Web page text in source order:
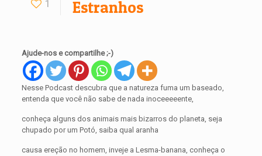
1
Estranhos
Ajude-nos e compartilhe ;-)
Nesse Podcast descubra que a natureza fuma um baseado,
entenda que você não sabe de nada inoceeeeente,
conheça alguns dos animais mais bizarros do planeta, seja
chupado por um Potó, saiba qual aranha
causa ereção no homem, inveje a Lesma-banana, conheça o